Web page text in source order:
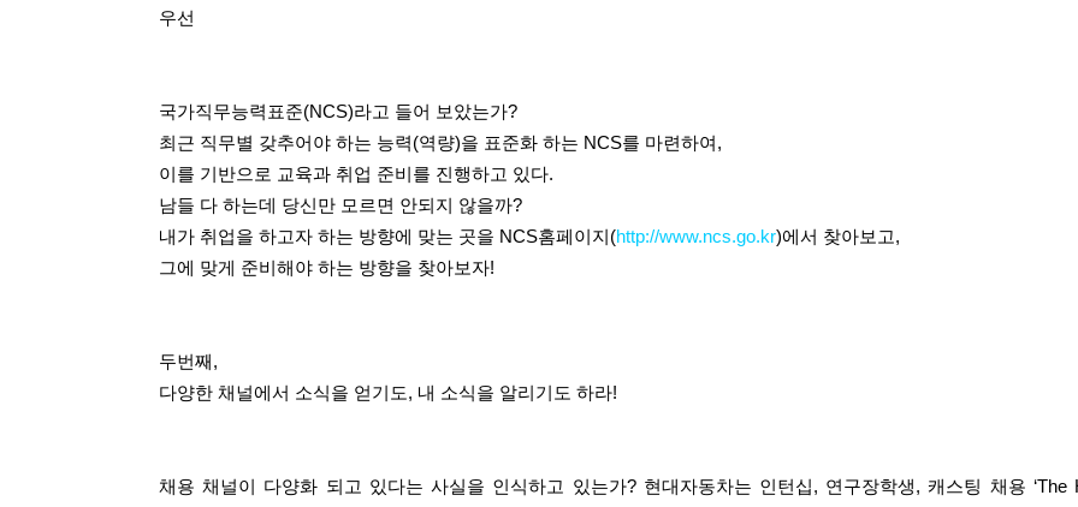
우선
국가직무능력표준(NCS)라고 들어 보았는가?
최근 직무별 갖추어야 하는 능력(역량)을 표준화 하는 NCS를 마련하여,
이를 기반으로 교육과 취업 준비를 진행하고 있다.
남들 다 하는데 당신만 모르면 안되지 않을까?
내가 취업을 하고자 하는 방향에 맞는 곳을 NCS홈페이지(http://www.ncs.go.kr)에서 찾아보고,
그에 맞게 준비해야 하는 방향을 찾아보자!
두번째,
다양한 채널에서 소식을 얻기도, 내 소식을 알리기도 하라!
채용 채널이 다양화 되고 있다는 사실을 인식하고 있는가? 현대자동차는 인턴십, 연구장학생, 캐스팅 채용 ‘The